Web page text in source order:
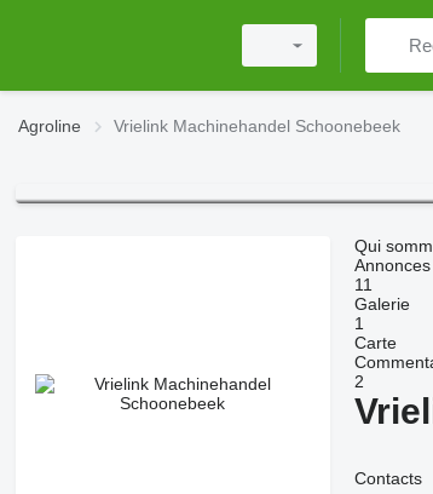
Agroline Vrielink Machinehandel Schoonebeek
Qui
Annonces
11
Galerie
1
Carte
2
Contacts